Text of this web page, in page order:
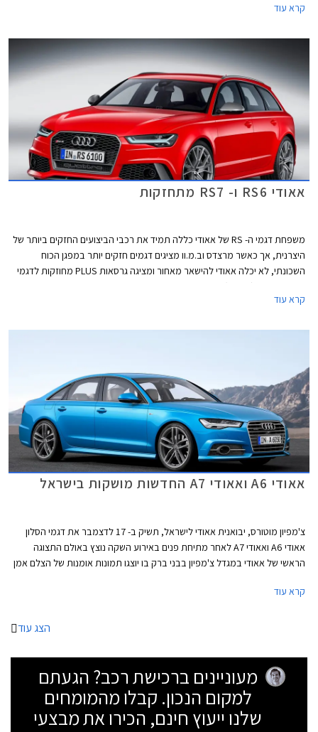
ונמוך יותר מקודמו. גופי התאורה צרים וזמינים בשלוש גרסאות, הבכירה ביותר
אינץ' (בגרסה הבכירה) וקשתות גלגלים בולטות להענקת מראה שרירי המשלב
אלמנטים עיצוביים מאאודי קוואטרו המיתולוגית.
קרא עוד
אאודי RS6 ו- RS7 מתחזקות
משפחת דגמי ה- RS של אאודי כללה תמיד את רכבי הביצועים החזקים ביותר של
היצרנית, אך כאשר מרצדס וב.מ.וו מציגים דגמים חזקים יותר במפגן הכוח
השכונתי, לא יכלה אאודי להישאר מאחור ומציגה גרסאות PLUS מחוזקות לדגמי
קרא עוד
אאודי A6 ואאודי A7 החדשות מושקות בישראל
צ'מפיון מוטורס, יבואנית אאודי לישראל, תשיק ב- 17 לדצמבר את דגמי הסלון
אאודי A6 ואאודי A7 לאחר מתיחת פנים באירוע השקה נוצץ באולם התצוגה
הראשי של אאודי במגדל צ'מפיון בבני ברק בו יוצגו תמונות אומנות של הצלם אמן
תתמקד בערכיו של המותג הגרמני בכל הנוגע לייצור הרכבים במפעלי החברה
קרא עוד
הצג עוד
מעוניינים ברכישת רכב? הגעתם
למקום הנכון. קבלו מהמומחים
שלנו ייעוץ חינם, הכירו את מבצעי